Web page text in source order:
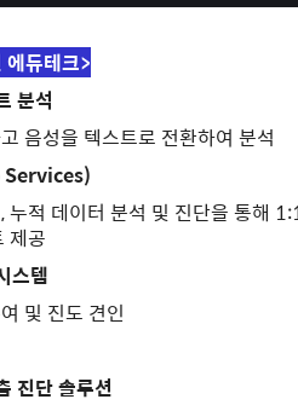
듀테크>
분석
음성을 텍스트로 전환하여 분석
누적 데이터 분석 및 진단을 통해
제공
스템
및 진도 견인
진단 솔루션